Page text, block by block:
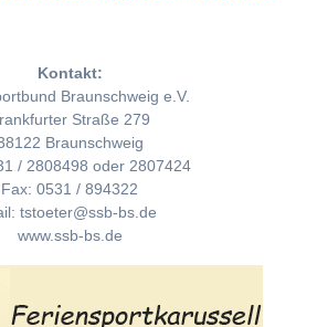
Kontakt:
Braunschweig e.V.
Straße 279
Braunschweig
/ 2808498 oder 2807424
Fax: 0531 / 894322
tstoeter@ssb-bs.de
www.ssb-bs.de